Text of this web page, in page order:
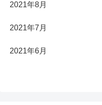
2021年8月
2021年7月
2021年6月